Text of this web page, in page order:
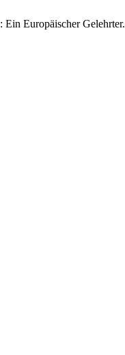
Europäischer Gelehrter.